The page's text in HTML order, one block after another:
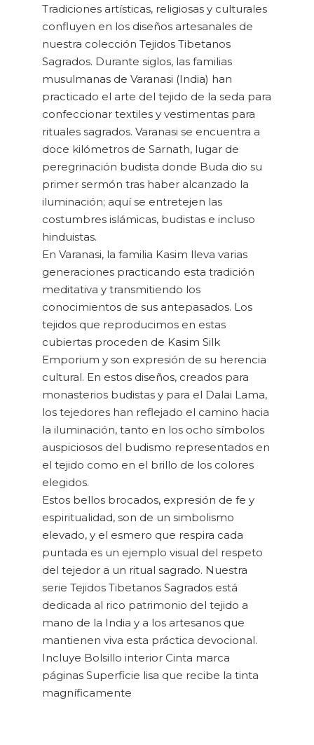
Tradiciones artísticas, religiosas y culturales
confluyen en los diseños artesanales de
nuestra colección Tejidos Tibetanos
Sagrados. Durante siglos, las familias
musulmanas de Varanasi (India) han
practicado el arte del tejido de la seda para
confeccionar textiles y vestimentas para
rituales sagrados. Varanasi se encuentra a
doce kilómetros de Sarnath, lugar de
peregrinación budista donde Buda dio su
primer sermón tras haber alcanzado la
iluminación; aquí se entretejen las
costumbres islámicas, budistas e incluso
hinduistas.
En Varanasi, la familia Kasim lleva varias
generaciones practicando esta tradición
meditativa y transmitiendo los
conocimientos de sus antepasados. Los
tejidos que reproducimos en estas
cubiertas proceden de Kasim Silk
Emporium y son expresión de su herencia
cultural. En estos diseños, creados para
monasterios budistas y para el Dalai Lama,
los tejedores han reflejado el camino hacia
la iluminación, tanto en los ocho símbolos
auspiciosos del budismo representados en
el tejido como en el brillo de los colores
elegidos.
Estos bellos brocados, expresión de fe y
espiritualidad, son de un simbolismo
elevado, y el esmero que respira cada
puntada es un ejemplo visual del respeto
del tejedor a un ritual sagrado. Nuestra
serie Tejidos Tibetanos Sagrados está
dedicada al rico patrimonio del tejido a
mano de la India y a los artesanos que
mantienen viva esta práctica devocional.
Incluye Bolsillo interior Cinta marca
páginas Superficie lisa que recibe la tinta
magníficamente